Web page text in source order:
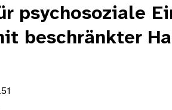
psychosoziale
beschränkter